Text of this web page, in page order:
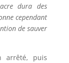
dura des
cependant
de sauver
arrêté, puis